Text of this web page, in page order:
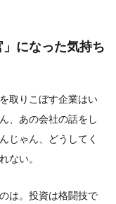
になった気持ち
取りこぼす企業はい
、あの会社の話をし
じゃん、どうしてく
ない。
は。投資は格闘技で